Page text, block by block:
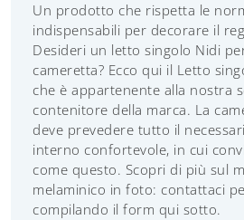
Un prodotto che rispetta le
indispensabili per decorare il
Desideri un letto singolo Nidi
cameretta? Ecco qui il Letto
che è appartenente alla nostra
contenitore della marca. La
deve prevedere tutto il
interno confortevole, in cui
come questo. Scopri di più sul
melaminico in foto: contattaci
compilando il form qui sotto.